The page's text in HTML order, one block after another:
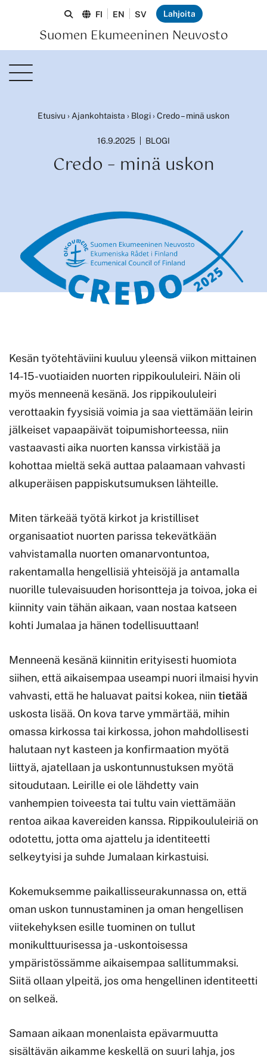
Suomen Ekumeeninen Neuvosto
FI EN SV Lahjoita
Etusivu › Ajankohtaista › Blogi ›Credo – minä uskon
16.9.2025 BLOGI
Credo – minä uskon
Kesän työtehtäviini kuuluu yleensä viikon mittainen
14-15-vuotiaiden nuorten rippikoululeiri. Näin oli
myös menneenä kesänä. Jos rippikoululeiri
verottaakin fyysisiä voimia ja saa viettämään leirin
jälkeiset vapaapäivät toipumishorteessa, niin
vastaavasti aika nuorten kanssa virkistää ja
kohottaa mieltä sekä auttaa palaamaan vahvasti
alkuperäisen pappiskutsumuksen lähteille.
Miten tärkeää työtä kirkot ja kristilliset
organisaatiot nuorten parissa tekevätkään
vahvistamalla nuorten omanarvontuntoa,
rakentamalla hengellisiä yhteisöjä ja antamalla
nuorille tulevaisuuden horisontteja ja toivoa, joka ei
kiinnity vain tähän aikaan, vaan nostaa katseen
kohti Jumalaa ja hänen todellisuuttaan!
Menneenä kesänä kiinnitin erityisesti huomiota
siihen, että aikaisempaa useampi nuori ilmaisi hyvin
vahvasti, että he haluavat paitsi kokea, niintietää
uskosta lisää. On kova tarve ymmärtää, mihin
omassa kirkossa tai kirkossa, johon mahdollisesti
halutaan nyt kasteen ja konfirmaation myötä
liittyä, ajatellaan ja uskontunnustuksen myötä
sitoudutaan. Leirille ei ole lähdetty vain
vanhempien toiveesta tai tultu vain viettämään
rentoa aikaa kavereiden kanssa. Rippikoululeiriä on
odotettu, jotta oma ajattelu ja identiteetti
selkeytyisi ja suhde Jumalaan kirkastuisi.
Kokemuksemme paikallisseurakunnassa on, että
oman uskon tunnustaminen ja oman hengellisen
viitekehyksen esille tuominen on tullut
monikulttuurisessa ja -uskontoisessa
ympäristössämme aikaisempaa sallitummaksi.
Siitä ollaan ylpeitä, jos oma hengellinen identiteetti
on selkeä.
Samaan aikaan monenlaista epävarmuutta
sisältävän aikamme keskellä on suuri lahja, jos